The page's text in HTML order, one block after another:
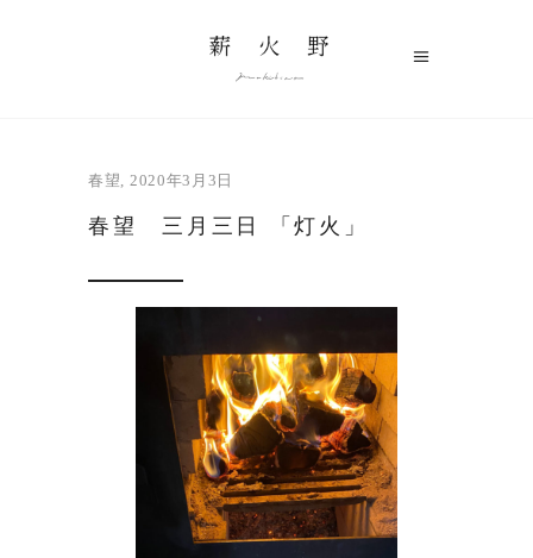
春望 2020年3月3日
春望 三月三日 「灯火」